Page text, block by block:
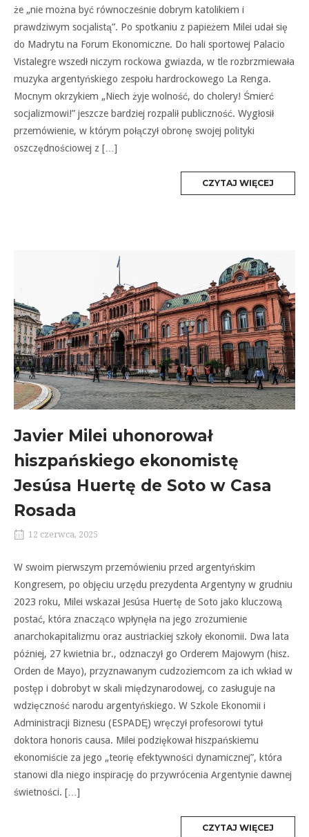
że „nie można być równocześnie dobrym katolikiem i
prawdziwym socjalistą”. Po spotkaniu z papieżem Milei udał się
do Madrytu na Forum Ekonomiczne. Do hali sportowej Palacio
Vistalegre wszedł niczym rockowa gwiazda, w tle rozbrzmiewała
muzyka argentyńskiego zespołu hardrockowego La Renga.
Mocnym okrzykiem „Niech żyje wolność, do cholery! Śmierć
socjalizmowi!” jeszcze bardziej rozpalił publiczność. Wygłosił
przemówienie, w którym połączył obronę swojej polityki
oszczędnościowej z […]
CZYTAJ WIĘCEJ
Javier Milei uhonorował
hiszpańskiego ekonomistę
Jesúsa Huertę de Soto w Casa
Rosada
12 czerwca, 2025
W swoim pierwszym przemówieniu przed argentyńskim
Kongresem, po objęciu urzędu prezydenta Argentyny w grudniu
2023 roku, Milei wskazał Jesúsa Huertę de Soto jako kluczową
postać, która znacząco wpłynęła na jego zrozumienie
anarchokapitalizmu oraz austriackiej szkoły ekonomii. Dwa lata
później, 27 kwietnia br., odznaczył go Orderem Majowym (hisz.
Orden de Mayo), przyznawanym cudzoziemcom za ich wkład w
postęp i dobrobyt w skali międzynarodowej, co zasługuje na
wdzięczność narodu argentyńskiego. W Szkole Ekonomii i
Administracji Biznesu (ESPADĘ) wręczył profesorowi tytuł
doktora honoris causa. Milei podziękował hiszpańskiemu
ekonomiście za jego „teorię efektywności dynamicznej”, która
stanowi dla niego inspirację do przywrócenia Argentynie dawnej
świetności. […]
CZYTAJ WIĘCEJ